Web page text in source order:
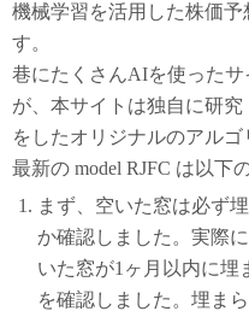
機械学習を活用した株価
す。
巷にたくさんAIを使った
が、本サイトは独自に研究
をしたオリジナルのアルゴ
最新の model RJFC は以下
まず、空いた窓は必ず
か確認しました。実際
いた窓が1ヶ月以内に埋
を確認しました。埋ま